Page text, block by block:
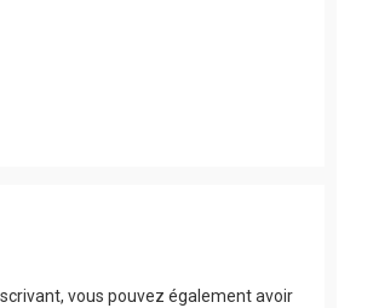
vous pouvez également avoir